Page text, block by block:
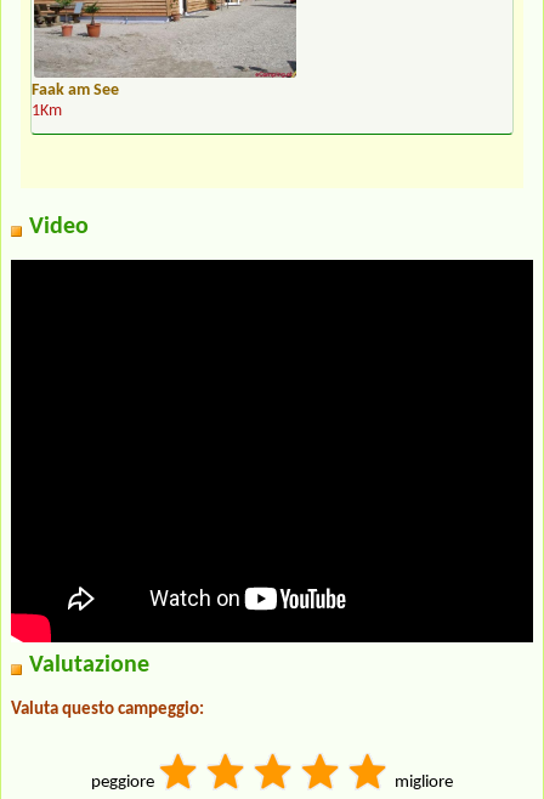
Faak am See
1Km
Video
Valutazione
Valuta questo campeggio:
peggiore migliore